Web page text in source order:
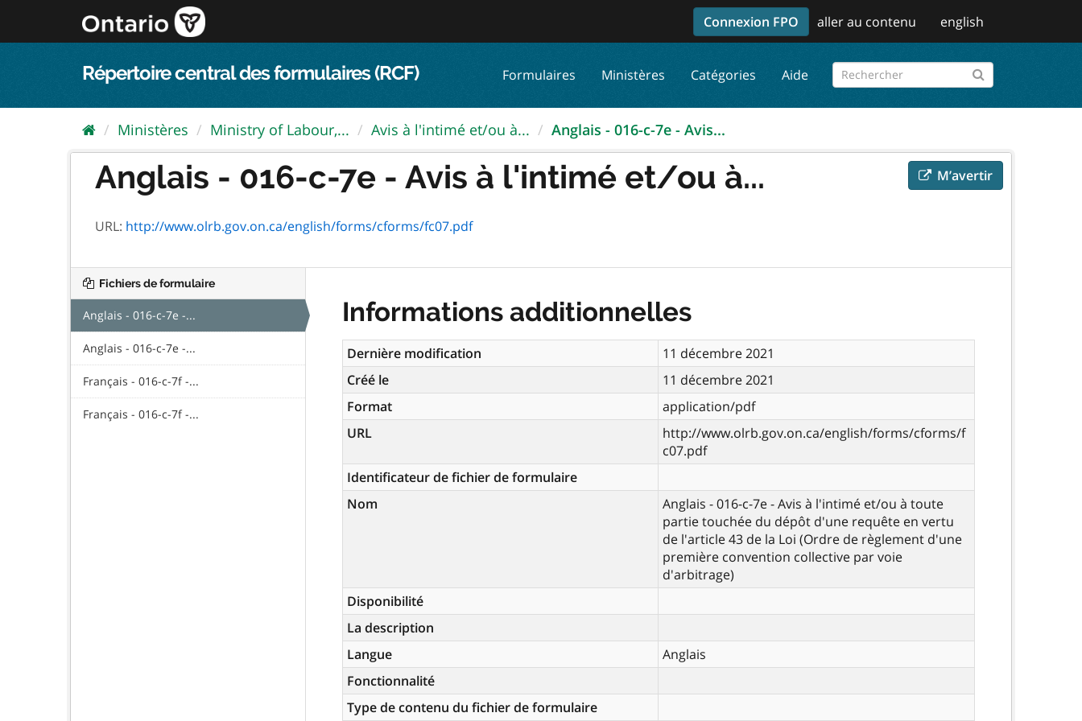
au
Connexion FPO aller au contenu english
Répertoire central des formulaires (RCF) Formulaires Ministères Catégories Aide
Ministères Ministry of Labour,... Avis à l'intimé et/ou à... Anglais - 016-c-7e - Avis...
M’avertir
Anglais - 016-c-7e - Avis à l'intimé et/ou à...
URL: http://www.olrb.gov.on.ca/english/forms/cforms/fc07.pdf
Fichiers de formulaire
Anglais - 016-c-7e -...
Anglais - 016-c-7e -...
Français - 016-c-7f -...
Français - 016-c-7f -...
Informations additionnelles
Dernière modification
11 décembre 2021
Créé le
11 décembre 2021
Format
application/pdf
URL
http://www.olrb.gov.on.ca/english/forms/cforms/f
c07.pdf
Identificateur de fichier de formulaire
Nom
Anglais - 016-c-7e - Avis à l'intimé et/ou à toute
partie touchée du dépôt d'une requête en vertu
de l'article 43 de la Loi (Ordre de règlement d'une
première convention collective par voie
d'arbitrage)
Disponibilité
La description
Langue
Anglais
Fonctionnalité
Type de contenu du fichier de formulaire